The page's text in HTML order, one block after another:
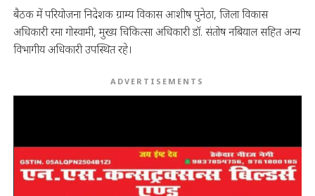
बैठक में परियोजना निदेशक ग्राम्य विकास आशीष पुनेठा, जिला विकास
अधिकारी रमा गोस्वामी, मुख्य चिकित्सा अधिकारी डॉ. संतोष नबियाल सहित अन्य
विभागीय अधिकारी उपस्थित रहे।
ADVERTISEMENTS